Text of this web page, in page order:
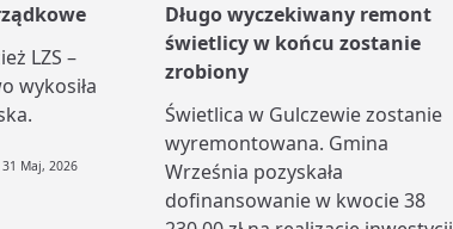
LZS –
wykosiła
31 Maj, 2026
Długo wyczekiwany remont
świetlicy w końcu zostanie
zrobiony
Świetlica w Gulczewie zostanie
wyremontowana. Gmina
Września pozyskała
dofinansowanie w kwocie 38